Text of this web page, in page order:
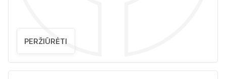
PERŽIŪRĖTI